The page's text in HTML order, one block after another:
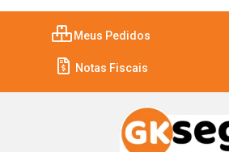
Meus Pedidos
Notas Fiscais